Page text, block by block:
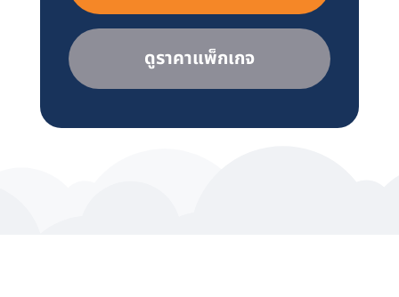
ดูราคาแพ็กเกจ